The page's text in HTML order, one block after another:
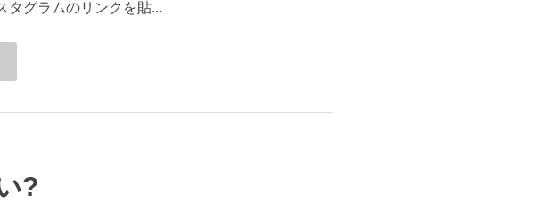
タグラムのリンクを貼...
?